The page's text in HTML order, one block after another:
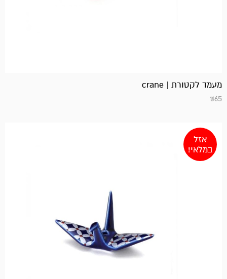
מעמד לקטורת | crane
₪65
אזל
במלאי!